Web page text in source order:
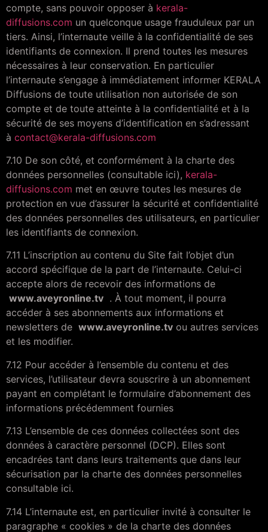
compte, sans pouvoir opposer à kerala-
diffusions.com un quelconque usage frauduleux par un
tiers. Ainsi, l’internaute veille à la confidentialité de ses
identifiants de connexion. Il prend toutes les mesures
nécessaires à leur conservation. En particulier
l’internaute s’engage à immédiatement informer KERALA
Diffusions de toute utilisation non autorisée de son
compte et de toute atteinte à la confidentialité et à la
sécurité de ses moyens d’identification en s’adressant
à contact@kerala-diffusions.com
7.10 De son côté, et conformément à la charte des
données personnelles (consultable ici), kerala-
diffusions.com met en œuvre toutes les mesures de
protection en vue d’assurer la sécurité et confidentialité
des données personnelles des utilisateurs, en particulier
les identifiants de connexion.
7.11 L’inscription au contenu du Site fait l’objet d’un
accord spécifique de la part de l’internaute. Celui-ci
accepte alors de recevoir des informations de
www.aveyronline.tv . À tout moment, il pourra
accéder à ses abonnements aux informations et
newsletters de www.aveyronline.tv ou autres services
et les modifier.
7.12 Pour accéder à l’ensemble du contenu et des
services, l’utilisateur devra souscrire à un abonnement
payant en complétant le formulaire d’abonnement des
informations précédemment fournies
7.13 L’ensemble de ces données collectées sont des
données à caractère personnel (DCP). Elles sont
encadrées tant dans leurs traitements que dans leur
sécurisation par la charte des données personnelles
consultable ici.
7.14 L’internaute est, en particulier invité à consulter le
paragraphe « cookies » de la charte des données